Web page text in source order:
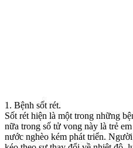
1. Bệnh sốt rét.
Sốt rét hiện là một trong những
nữa trong số tử vong này là trẻ
nước nghèo kém phát triển.